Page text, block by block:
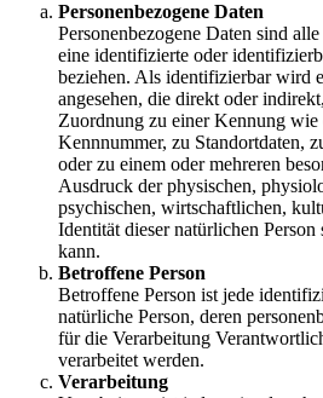
Personenbezogene Daten
Personenbezogene Daten sind
eine identifizierte oder
beziehen. Als identifizierbar wird
angesehen, die direkt oder
Zuordnung zu einer Kennung wie
Kennnummer, zu Standortdaten,
oder zu einem oder mehreren
Ausdruck der physischen,
psychischen, wirtschaftlichen,
Identität dieser natürlichen
kann.
Betroffene Person
Betroffene Person ist jede
natürliche Person, deren
für die Verarbeitung
verarbeitet werden.
Verarbeitung